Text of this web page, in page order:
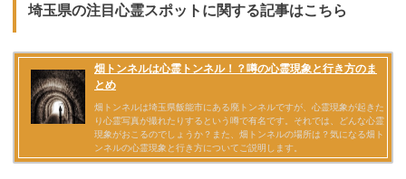
埼玉県の注目心霊スポットに関する記事はこちら